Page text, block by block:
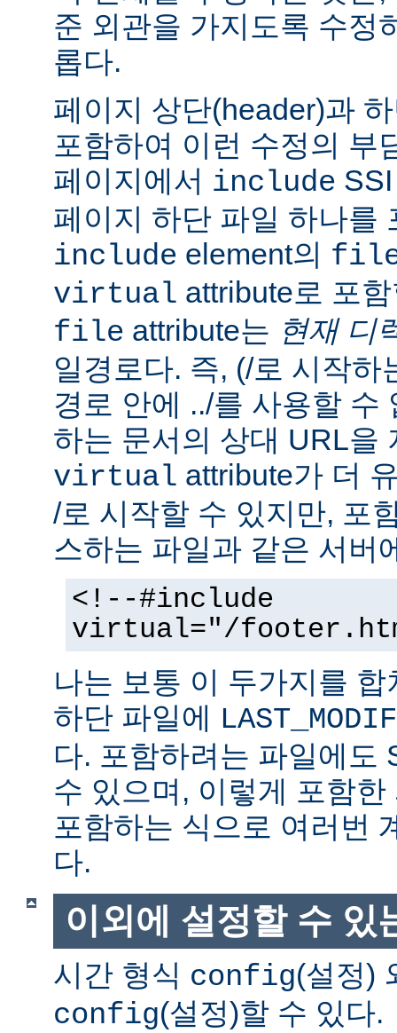
준 외관을 가지도록 수정
롭다.
페이지 상단(header)과
포함하여 이런 수정의 부
페이지에서 include
페이지 하단 파일 하나를
include element의
virtual attribute로 포
file attribute는 현재 디
일경로다. 즉, (/로 시작하
경로 안에 ../를 사용할 수
하는 문서의 상대 URL을
virtual attribute가 더
/로 시작할 수 있지만, 포
스하는 파일과 같은 서버
<!--#include
virtual="/
나는 보통 이 두가지를
하단 파일에
다. 포함하려는 파일에도
수 있으며, 이렇게 포함
포함하는 식으로 여러번
다.
이외에 설정할 수 있
시간 형식 config(설정)
config(설정)할 수 있다.